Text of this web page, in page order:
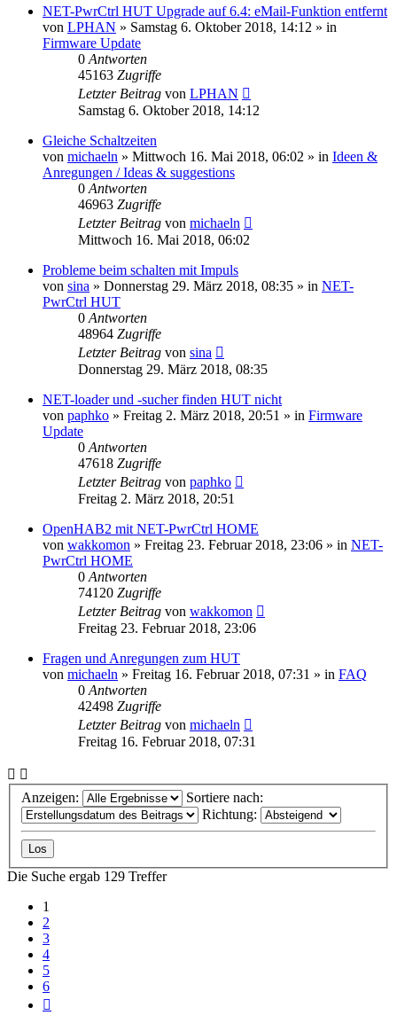
NET-PwrCtrl HUT Upgrade auf 6.4: eMail-Funktion entfernt
von LPHAN » Samstag 6. Oktober 2018, 14:12 » in
Firmware Update
0 Antworten
45163 Zugriffe
Letzter Beitrag von LPHAN
Samstag 6. Oktober 2018, 14:12
Gleiche Schaltzeiten
von michaeln » Mittwoch 16. Mai 2018, 06:02 » in Ideen &
Anregungen / Ideas & suggestions
0 Antworten
46963 Zugriffe
Letzter Beitrag von michaeln
Mittwoch 16. Mai 2018, 06:02
Probleme beim schalten mit Impuls
von sina » Donnerstag 29. März 2018, 08:35 » in NET-
PwrCtrl HUT
0 Antworten
48964 Zugriffe
Letzter Beitrag von sina
Donnerstag 29. März 2018, 08:35
NET-loader und -sucher finden HUT nicht
von paphko » Freitag 2. März 2018, 20:51 » in Firmware
Update
0 Antworten
47618 Zugriffe
Letzter Beitrag von paphko
Freitag 2. März 2018, 20:51
OpenHAB2 mit NET-PwrCtrl HOME
von wakkomon » Freitag 23. Februar 2018, 23:06 » in NET-
PwrCtrl HOME
0 Antworten
74120 Zugriffe
Letzter Beitrag von wakkomon
Freitag 23. Februar 2018, 23:06
Fragen und Anregungen zum HUT
von michaeln » Freitag 16. Februar 2018, 07:31 » in FAQ
0 Antworten
42498 Zugriffe
Letzter Beitrag von michaeln
Freitag 16. Februar 2018, 07:31
Anzeigen:
Sortiere nach:
Richtung:
Die Suche ergab 129 Treffer
1
2
3
4
5
6